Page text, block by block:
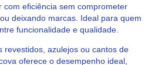
com eficiência sem comprometer
deixando marcas. Ideal para quem
funcionalidade e qualidade.
revestidos, azulejos ou cantos de
oferece o desempenho ideal,